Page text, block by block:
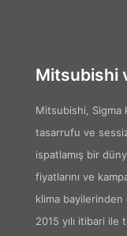
Mitsubishi
Mitsubishi, Sigma
tasarrufu ve
ispatlamış bir
fiyatlarını ve
klima
2015 yılı itibari